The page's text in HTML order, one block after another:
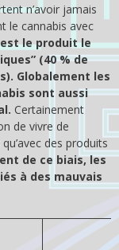
n’avoir jamais
le cannabis avec
est le produit le
(40 % de
Globalement les
sont aussi
Certainement
de vivre de
des produits
de ce biais, les
à des mauvais